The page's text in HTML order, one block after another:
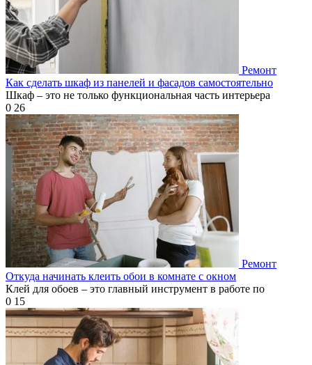
Ремонт
Как сделать шкаф из панелей и фасадов самостоятельно
Шкаф – это не только функциональная часть интерьера
0 26
Ремонт
Откуда начинать клеить обои в комнате с окном
Клей для обоев – это главный инструмент в работе по
0 15